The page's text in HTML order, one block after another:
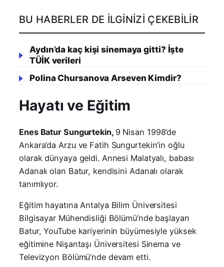
BU HABERLER DE İLGINIZI ÇEKEBILIR
Aydın’da kaç kişi sinemaya gitti? İşte
TÜİK verileri
Polina Chursanova Arseven Kimdir?
Hayatı ve Eğitim
Enes Batur Sungurtekin, 9 Nisan 1998’de
Ankara’da Arzu ve Fatih Sungurtekin’in oğlu
olarak dünyaya geldi. Annesi Malatyalı, babası
Adanalı olan Batur, kendisini Adanalı olarak
tanımlıyor.
Eğitim hayatına Antalya Bilim Üniversitesi
Bilgisayar Mühendisliği Bölümü’nde başlayan
Batur, YouTube kariyerinin büyümesiyle yüksek
eğitimine Nişantaşı Üniversitesi Sinema ve
Televizyon Bölümü’nde devam etti.